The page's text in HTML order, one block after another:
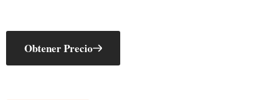
Obtener Precio